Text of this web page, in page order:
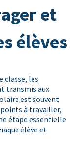
et
élèves
classe, les
transmis aux
est souvent
points à travailler,
étape essentielle
élève et